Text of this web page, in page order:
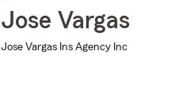
Jose Vargas
Jose Vargas Ins Agency Inc